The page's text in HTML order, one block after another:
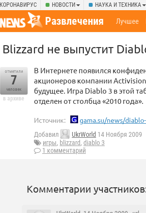
КОРОНАВИРУС НОВОСТИ НАУКА И ТЕХНИКА
Развлечения Лучшее
Blizzard не выпустит
отметили
7
человек
в архиве
В Интернете появился
акционеров компании
будущее. Игра Diablo 3 в этой
отделен от столбца «2010 года».
Источник: gama.su/news/
Добавил UkrWorld 14 Ноября 2009
игры, blizzard, diablo 3
1 комментарий
Комментарии